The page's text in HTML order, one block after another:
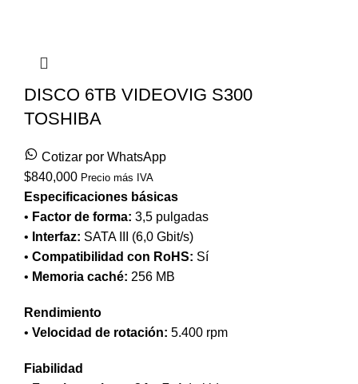
DISCO 6TB VIDEOVIG S300
TOSHIBA
Cotizar por WhatsApp
$840,000 Precio más IVA
Especificaciones básicas
• Factor de forma: 3,5 pulgadas
• Interfaz: SATA III (6,0 Gbit/s)
• Compatibilidad con RoHS: Sí
• Memoria caché: 256 MB
Rendimiento
• Velocidad de rotación: 5.400 rpm
Fiabilidad